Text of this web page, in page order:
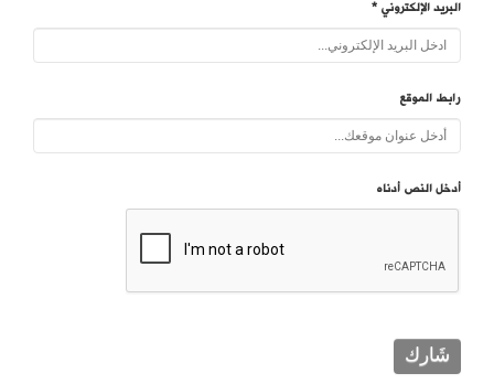
البريد الإلكتروني *
رابط الموقع
أدخل النص أدناه